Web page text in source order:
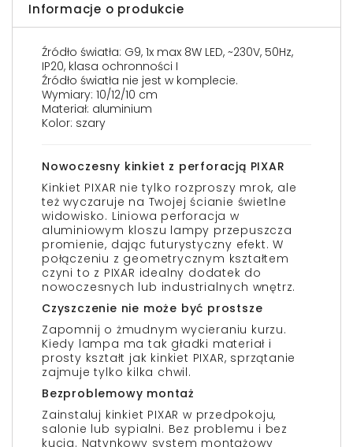
Informacje o produkcie
Źródło światła: G9, 1x max 8W LED, ~230V, 50Hz,
IP20, klasa ochronności I
Źródło światła nie jest w komplecie.
Wymiary: 10/12/10 cm
Materiał: aluminium
Kolor: szary
Nowoczesny kinkiet z perforacją PIXAR
Kinkiet PIXAR nie tylko rozproszy mrok, ale
też wyczaruje na Twojej ścianie świetlne
widowisko. Liniowa perforacja w
aluminiowym kloszu lampy przepuszcza
promienie, dając futurystyczny efekt. W
połączeniu z geometrycznym kształtem
czyni to z PIXAR idealny dodatek do
nowoczesnych lub industrialnych wnętrz.
Czyszczenie nie może być prostsze
Zapomnij o żmudnym wycieraniu kurzu.
Kiedy lampa ma tak gładki materiał i
prosty kształt jak kinkiet PIXAR, sprzątanie
zajmuje tylko kilka chwil.
Bezproblemowy montaż
Zainstaluj kinkiet PIXAR w przedpokoju,
salonie lub sypialni. Bez problemu i bez
kucia. Natynkowy system montażowy